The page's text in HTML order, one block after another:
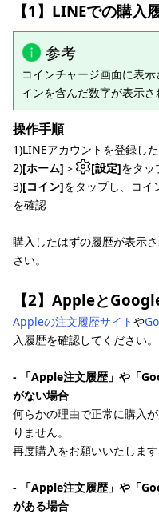
【1】LINEでの購入
参考
コインチャージ画面に表
インを含んだ数字が表示さ
操作手順
1)LINEアカウントを登録した
2)[ホーム] ＞ [設定]をタッ
3)[コイン]をタップし、コイ
を確認
購入したはずの履歴が表示
さい。
【2】Appleと
Appleの注文履歴サイトや
入履歴を確認してください。
- 「Apple注文履歴」や「
がない場合
何らかの理由で正常に購入
りません。
再度購入をお願いいたします
- 「Apple注文履歴」や「
がある場合